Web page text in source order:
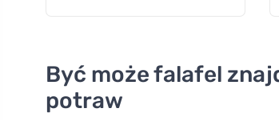
Być może falafel
potraw